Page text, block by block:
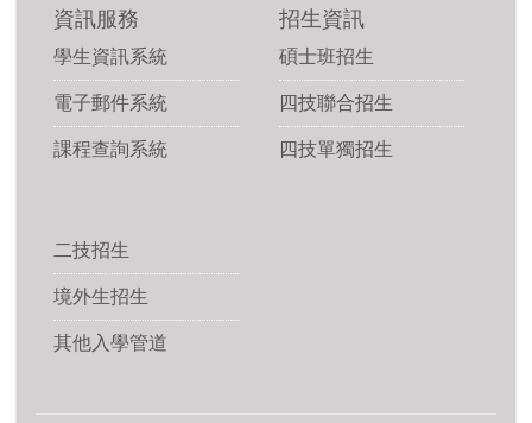
資訊服務
學生資訊系統
電子郵件系統
課程查詢系統
招生資訊
碩士班招生
四技聯合招生
四技單獨招生
二技招生
境外生招生
其他入學管道